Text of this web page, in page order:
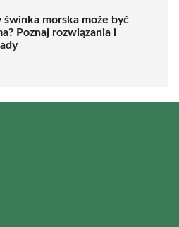
świnka morska może być
Poznaj rozwiązania i